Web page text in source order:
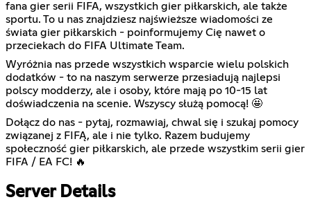
fana gier serii FIFA, wszystkich gier piłkarskich, ale także
sportu. To u nas znajdziesz najświeższe wiadomości ze
świata gier piłkarskich - poinformujemy Cię nawet o
przeciekach do FIFA Ultimate Team.
Wyróżnia nas przede wszystkich wsparcie wielu polskich
dodatków - to na naszym serwerze przesiadują najlepsi
polscy modderzy, ale i osoby, które mają po 10-15 lat
doświadczenia na scenie. Wszyscy służą pomocą! 🤩
Dołącz do nas - pytaj, rozmawiaj, chwal się i szukaj pomocy
związanej z FIFĄ, ale i nie tylko. Razem budujemy
społeczność gier piłkarskich, ale przede wszystkim serii gier
FIFA / EA FC! 🔥
Server Details